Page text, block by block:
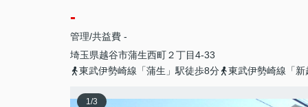
-
管理/共益費 -
埼玉県越谷市蒲生西町２丁目4-33
東武伊勢崎線「蒲生」駅徒歩8分
東武伊勢崎線「
1/3